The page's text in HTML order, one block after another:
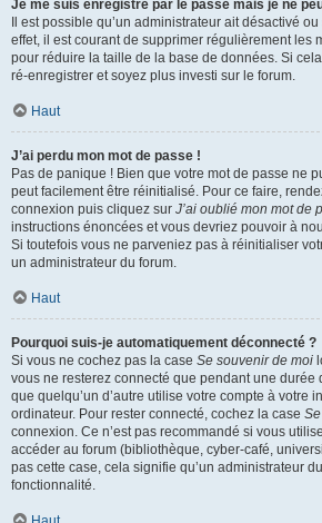
Je me suis enregistré par le passé mais je ne
Il est possible qu’un administrateur ait désactivé
effet, il est courant de supprimer régulièrement les
pour réduire la taille de la base de données. Si
ré-enregistrer et soyez plus investi sur le forum.
Haut
J’ai perdu mon mot de passe !
Pas de panique ! Bien que votre mot de passe ne
peut facilement être réinitialisé. Pour ce faire,
connexion puis cliquez sur J’ai oublié mon mot de
instructions énoncées et vous devriez pouvoir à
Si toutefois vous ne parveniez pas à réinitialiser
un administrateur du forum.
Haut
Pourquoi suis-je automatiquement déconnecté ?
Si vous ne cochez pas la case Se souvenir de moi
vous ne resterez connecté que pendant une durée
que quelqu’un d’autre utilise votre compte à votre
ordinateur. Pour rester connecté, cochez la case
connexion. Ce n’est pas recommandé si vous
accéder au forum (bibliothèque, cyber-café,
pas cette case, cela signifie qu’un administrateur
fonctionnalité.